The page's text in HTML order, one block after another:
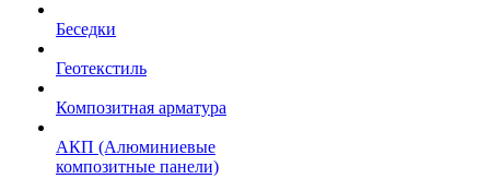
Беседки
Геотекстиль
Композитная арматура
АКП (Алюминиевые
композитные панели)